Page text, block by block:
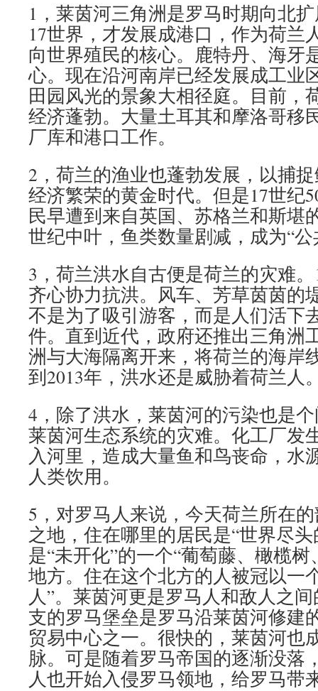
1，莱茵河三角洲是罗马时期向北
17世界，才发展成港口，作为荷兰
向世界殖民的核心。鹿特丹、海牙
心。现在沿河南岸已经发展成工业
田园风光的景象大相径庭。目前，
经济蓬勃。大量土耳其和摩洛哥移
厂库和港口工作。
2，荷兰的渔业也蓬勃发展，以捕
经济繁荣的黄金时代。但是17世纪
民早遭到来自英国、苏格兰和斯堪
世纪中叶，鱼类数量剧减，成为“
3，荷兰洪水自古便是荷兰的灾难
齐心协力抗洪。风车、芳草茵茵的
不是为了吸引游客，而是人们活下
件。直到近代，政府还推出三角洲
洲与大海隔离开来，将荷兰的海岸
到2013年，洪水还是威胁着荷兰人
4，除了洪水，莱茵河的污染也是
莱茵河生态系统的灾难。化工厂发
入河里，造成大量鱼和鸟丧命，水
人类饮用。
5，对罗马人来说，今天荷兰所在
之地，住在哪里的居民是“世界尽
是“未开化”的一个“葡萄藤、橄榄
地方。住在这个北方的人被冠以一
人”。莱茵河更是罗马人和敌人之
支的罗马堡垒是罗马沿莱茵河修建
贸易中心之一。很快的，莱茵河也
脉。可是随着罗马帝国的逐渐没落
人也开始入侵罗马领地，给罗马带